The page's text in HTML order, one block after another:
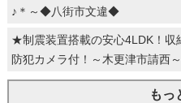
♪＊～◆八街市文違◆
★制震装置搭載の安心4LDK！収
防犯カメラ付！～木更津市請西～
もっ